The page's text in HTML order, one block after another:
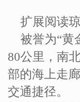
扩展阅读
被誉为“黄
80公里，南
部的海上走
交通捷径。